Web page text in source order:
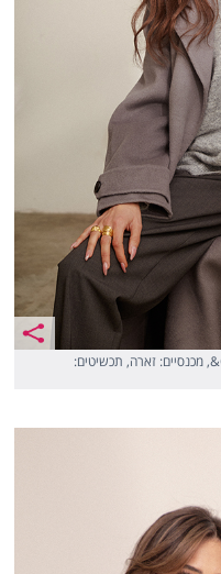
ג'סיקה – מעיל: עמנואל, סוודר: Other stories&, מכנסיים: זארה, תכשיטים: